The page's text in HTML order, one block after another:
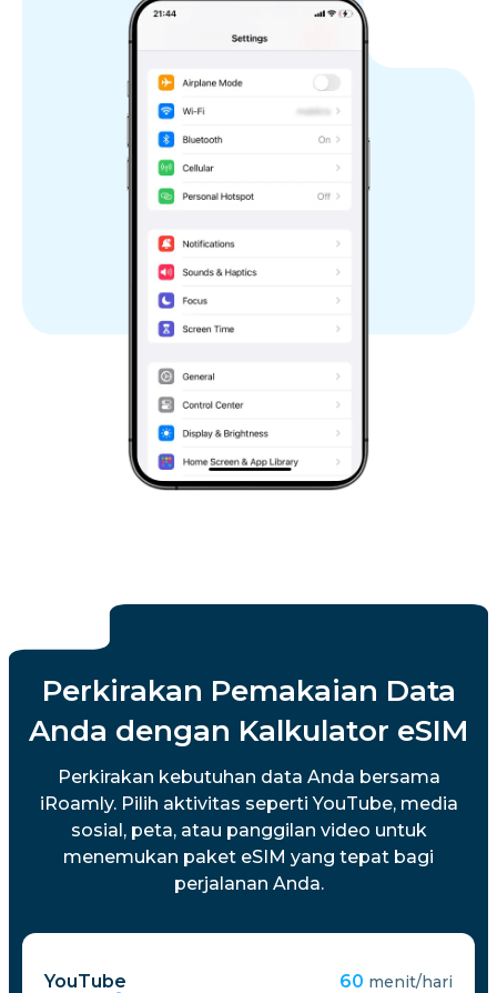
Perkirakan Pemakaian Data
Anda dengan Kalkulator eSIM
Perkirakan kebutuhan data Anda bersama
iRoamly. Pilih aktivitas seperti YouTube, media
sosial, peta, atau panggilan video untuk
menemukan paket eSIM yang tepat bagi
perjalanan Anda.
YouTube 60 menit/hari